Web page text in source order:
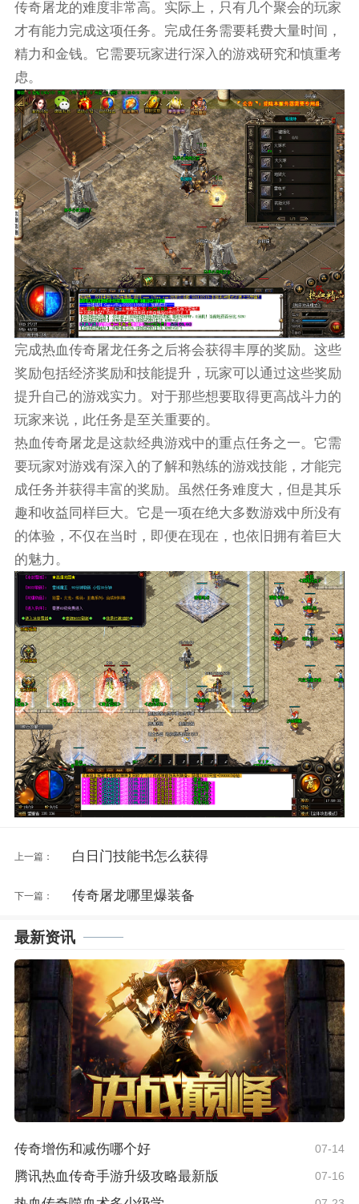
传奇屠龙的难度非常高。实际上，只有几个聚会的玩家
才有能力完成这项任务。完成任务需要耗费大量时间，
精力和金钱。它需要玩家进行深入的游戏研究和慎重考
虑。
完成热血传奇屠龙任务之后将会获得丰厚的奖励。这些
奖励包括经济奖励和技能提升，玩家可以通过这些奖励
提升自己的游戏实力。对于那些想要取得更高战斗力的
玩家来说，此任务是至关重要的。
热血传奇屠龙是这款经典游戏中的重点任务之一。它需
要玩家对游戏有深入的了解和熟练的游戏技能，才能完
成任务并获得丰富的奖励。虽然任务难度大，但是其乐
趣和收益同样巨大。它是一项在绝大多数游戏中所没有
的体验，不仅在当时，即便在现在，也依旧拥有着巨大
的魅力。
上一篇： 白日门技能书怎么获得
下一篇： 传奇屠龙哪里爆装备
最新资讯
传奇增伤和减伤哪个好 07-14
腾讯热血传奇手游升级攻略最新版 07-16